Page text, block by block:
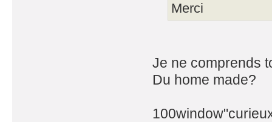
Merci
Je ne comprends
Du home made?